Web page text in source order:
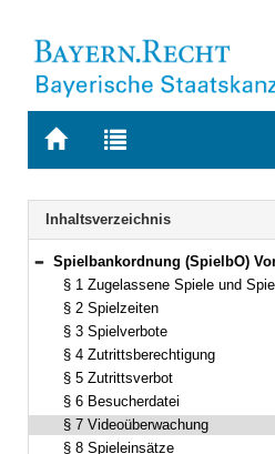
Zur
BAYERN.RECHT
Zur
letzten
Suche
Navigation
Inhaltsverzeichnis
Bereich reduzieren
Spielbankordnung (SpielbO) Vom 13. Juni 1996
§ 1 Zugelassene Spiele und
§ 2 Spielzeiten
§ 3 Spielverbote
§ 4 Zutrittsberechtigung
§ 5 Zutrittsverbot
§ 6 Besucherdatei
§ 7 Videoüberwachung
§ 8 Spieleinsätze